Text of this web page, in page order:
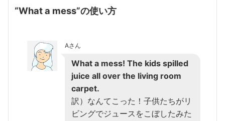
“What a mess”の使い方
Aさん
What a mess! The kids spilled
juice all over the living room
carpet.
訳）なんてこった！子供たちがリ
ビングでジュースをこぼしたみた